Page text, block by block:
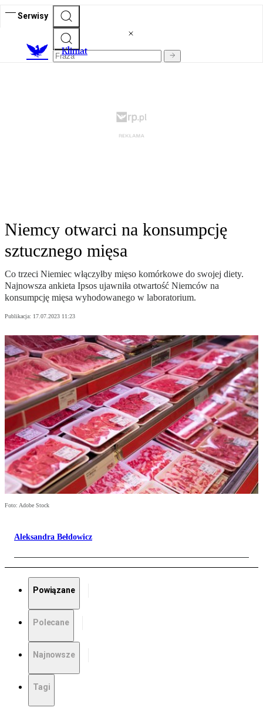
Serwisy
Klimat
Niemcy otwarci na konsumpcję
sztucznego mięsa
Co trzeci Niemiec włączyłby mięso komórkowe do swojej diety.
Najnowsza ankieta Ipsos ujawniła otwartość Niemców na
konsumpcję mięsa wyhodowanego w laboratorium.
Publikacja: 17.07.2023 11:23
Foto: Adobe Stock
Aleksandra Bełdowicz
Powiązane
Polecane
Najnowsze
Tagi